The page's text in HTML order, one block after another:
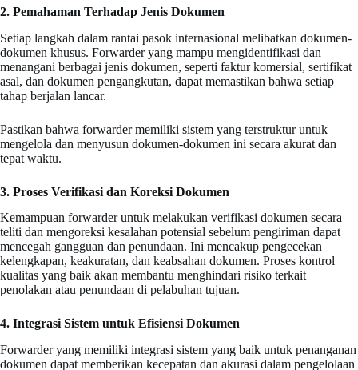
2. Pemahaman Terhadap Jenis Dokumen
Setiap langkah dalam rantai pasok internasional melibatkan dokumen-
dokumen khusus. Forwarder yang mampu mengidentifikasi dan
menangani berbagai jenis dokumen, seperti faktur komersial, sertifikat
asal, dan dokumen pengangkutan, dapat memastikan bahwa setiap
tahap berjalan lancar.
Pastikan bahwa forwarder memiliki sistem yang terstruktur untuk
mengelola dan menyusun dokumen-dokumen ini secara akurat dan
tepat waktu.
3. Proses Verifikasi dan Koreksi Dokumen
Kemampuan forwarder untuk melakukan verifikasi dokumen secara
teliti dan mengoreksi kesalahan potensial sebelum pengiriman dapat
mencegah gangguan dan penundaan. Ini mencakup pengecekan
kelengkapan, keakuratan, dan keabsahan dokumen. Proses kontrol
kualitas yang baik akan membantu menghindari risiko terkait
penolakan atau penundaan di pelabuhan tujuan.
4. Integrasi Sistem untuk Efisiensi Dokumen
Forwarder yang memiliki integrasi sistem yang baik untuk penanganan
dokumen dapat memberikan kecepatan dan akurasi dalam pengelolaan